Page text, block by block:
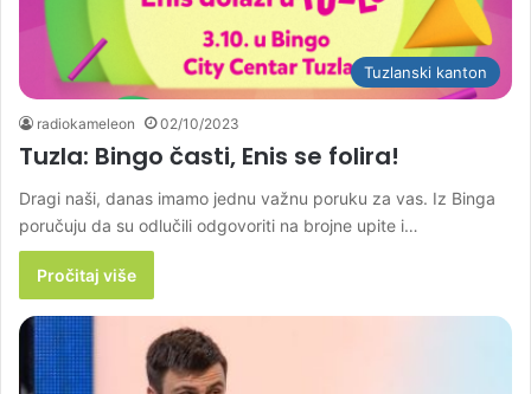
Tuzlanski kanton
radiokameleon 02/10/2023
Tuzla: Bingo časti, Enis se folira!
Dragi naši, danas imamo jednu važnu poruku za vas. Iz Binga
poručuju da su odlučili odgovoriti na brojne upite i…
Pročitaj više